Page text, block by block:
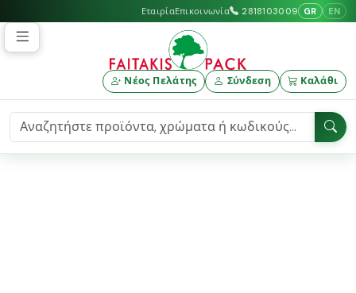
ΕταιρίαΕπικοινωνία 2818103009 GR EN
Νέος Πελάτης Σύνδεση Καλάθι